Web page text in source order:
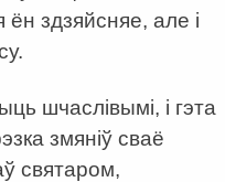
ён здзяйсняе, але і
шчаслівымі, і гэта
змяніў сваё
святаром,